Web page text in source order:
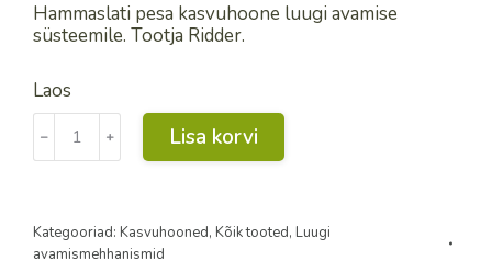
Hammaslati pesa kasvuhoone luugi avamise
süsteemile. Tootja Ridder.
Laos
Hammaslati
pesa
kogus
﹣ ﹢ Lisa korvi
Kategooriad: Kasvuhooned, Kõik tooted, Luugi
avamismehhanismid